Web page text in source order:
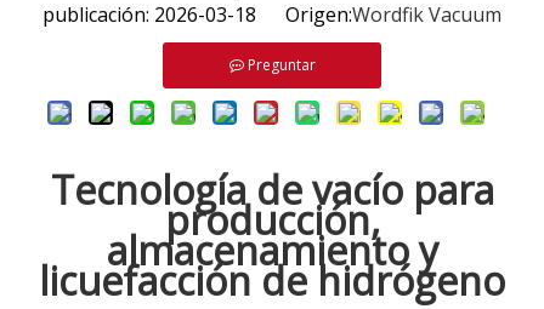
publicación: 2026-03-18 Origen:Wordfik Vacuum
Preguntar
Tecnología de vacío para
producción,
almacenamiento y
licuefacción de hidrógeno